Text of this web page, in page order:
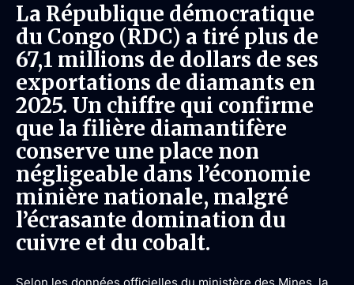
La République démocratique
du Congo (RDC) a tiré plus de
67,1 millions de dollars de ses
exportations de diamants en
2025. Un chiffre qui confirme
que la filière diamantifère
conserve une place non
négligeable dans l’économie
minière nationale, malgré
l’écrasante domination du
cuivre et du cobalt.